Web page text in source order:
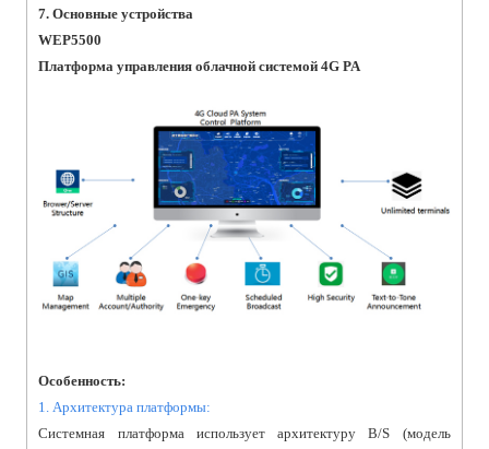
7. Основные устройства
WEP5500
Платформа управления облачной системой 4G PA
Особенность:
1. Архитектура платформы:
Системная платформа использует архитектуру B/S (модель